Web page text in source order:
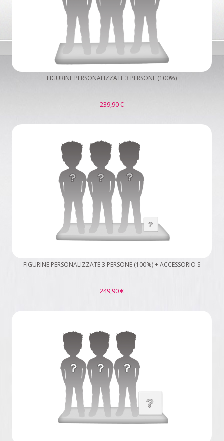
FIGURINE PERSONALIZZATE 3 PERSONE (100%)
239,90 €
FIGURINE PERSONALIZZATE 3 PERSONE (100%) + ACCESSORIO S
249,90 €